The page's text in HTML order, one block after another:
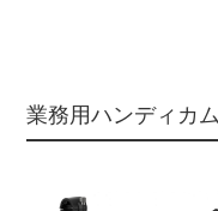
業務用ハンディカ